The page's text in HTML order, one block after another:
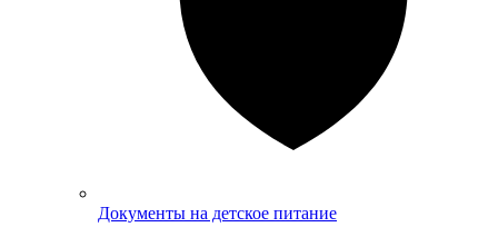
Документы на детское питание